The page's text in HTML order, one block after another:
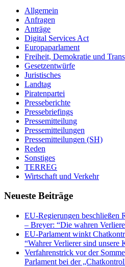
Allgemein
Anfragen
Anträge
Digital Services Act
Europaparlament
Freiheit, Demokratie und
Gesetzentwürfe
Juristisches
Landtag
Piratenpartei
Presseberichte
Pressebriefings
Pressemitteilung
Pressemitteilungen
Pressemitteilungen (SH)
Reden
Sonstiges
TERREG
Wirtschaft und Verkehr
Neueste Beiträge
EU-Regierungen beschließen
– Breyer: “Die wahren
EU-Parlament winkt
“Wahrer Verlierer sind unsere
Verfahrenstrick vor der
Parlament bei der